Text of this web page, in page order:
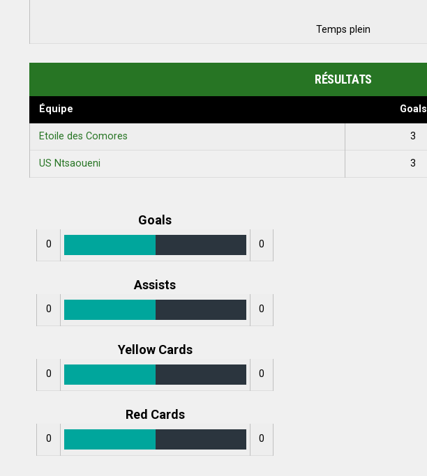
Temps plein
RÉSULTATS
Équipe Goals
Etoile des Comores 3
US Ntsaoueni 3
Goals
0 0
Assists
0 0
Yellow Cards
0 0
Red Cards
0 0